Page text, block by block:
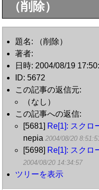
（削除）
題名: （削除）
著者:
日時: 2004/08/19
ID: 5672
この記事の返信元:
（なし）
この記事への返信:
[5681] Re[1]: スクロ
nepia 2004/08/20
[5698] Re[1]: スクロ
2004/08/20 14:34:57
ツリーを表示